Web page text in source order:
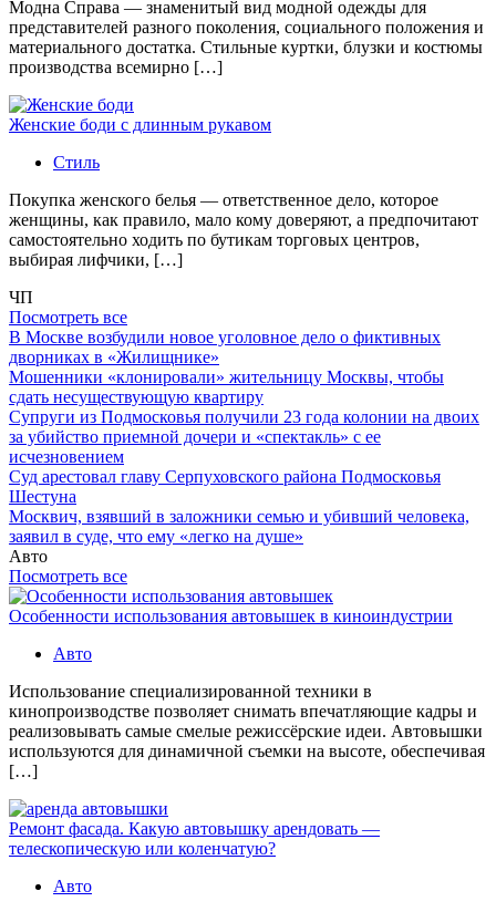
Модна Справа — знаменитый вид модной одежды для
представителей разного поколения, социального положения и
материального достатка. Стильные куртки, блузки и костюмы
производства всемирно […]
Женские боди с длинным рукавом
Стиль
Покупка женского белья — ответственное дело, которое
женщины, как правило, мало кому доверяют, а предпочитают
самостоятельно ходить по бутикам торговых центров,
выбирая лифчики, […]
ЧП
Посмотреть все
В Москве возбудили новое уголовное дело о фиктивных
дворниках в «Жилищнике»
Мошенники «клонировали» жительницу Москвы, чтобы
сдать несуществующую квартиру
Супруги из Подмосковья получили 23 года колонии на двоих
за убийство приемной дочери и «спектакль» с ее
исчезновением
Суд арестовал главу Серпуховского района Подмосковья
Шестуна
Москвич, взявший в заложники семью и убивший человека,
заявил в суде, что ему «легко на душе»
Авто
Посмотреть все
Особенности использования автовышек в киноиндустрии
Авто
Использование специализированной техники в
кинопроизводстве позволяет снимать впечатляющие кадры и
реализовывать самые смелые режиссёрские идеи. Автовышки
используются для динамичной съемки на высоте, обеспечивая
[…]
Ремонт фасада. Какую автовышку арендовать —
телескопическую или коленчатую?
Авто